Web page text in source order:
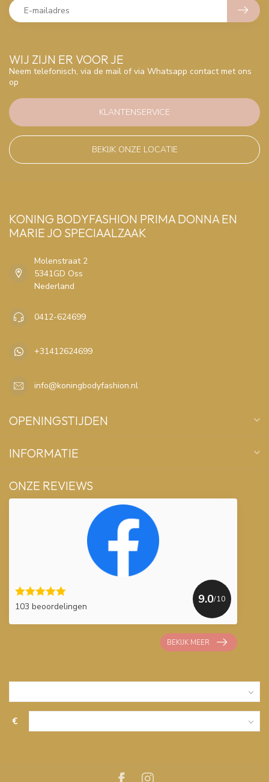
WIJ ZIJN ER VOOR JE
Neem telefonisch, via de mail of via Whatsapp contact met ons
op
KLANTENSERVICE
BEKIJK ONZE LOCATIE
KONING BODYFASHION PRIMA DONNA EN
MARIE JO SPECIAALZAAK
Molenstraat 2
5341GD Oss
Nederland
0412-624699
+31412624699
info@koningbodyfashion.nl
OPENINGSTIJDEN
INFORMATIE
ONZE REVIEWS
103 beoordelingen
9.0/10
BEKIJK MEER
€